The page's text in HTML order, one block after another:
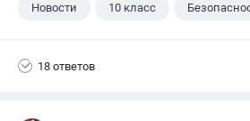
Новости 10 класс
18 ответов